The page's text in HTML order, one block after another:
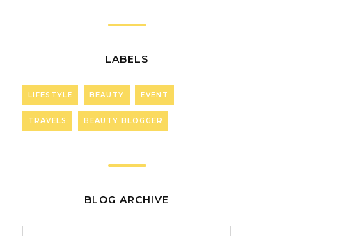
LABELS
LIFESTYLE BEAUTY EVENT
TRAVELS BEAUTY BLOGGER
BLOG ARCHIVE